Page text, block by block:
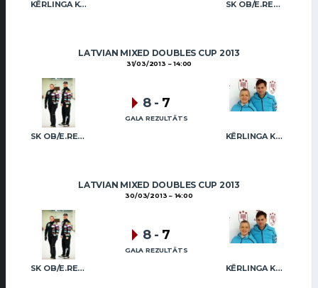
KĒRLINGA KLUBS “RĪGA” / I.LINDE A.VEIDEMANIS SK OB/E.REGŽA R.FREIDENSONS
LATVIAN MIXED DOUBLES CUP 2013
31/03/2013 14:00
SK OB/E.REGŽA R.FREIDENSONS KĒRLINGA KLUBS “RĪGA” / I.LINDE A.VEIDEMANIS
8 - 7
GALA REZULTĀTS
LATVIAN MIXED DOUBLES CUP 2013
30/03/2013 14:00
SK OB/E.REGŽA R.FREIDENSONS KĒRLINGA KLUBS “RĪGA” / I.LINDE A.VEIDEMANIS
8 - 7
GALA REZULTĀTS